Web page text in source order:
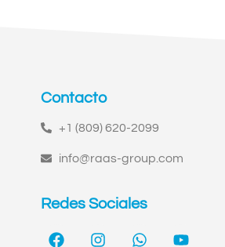
Contacto
+1 (809) 620-2099
info@raas-group.com
Redes Sociales